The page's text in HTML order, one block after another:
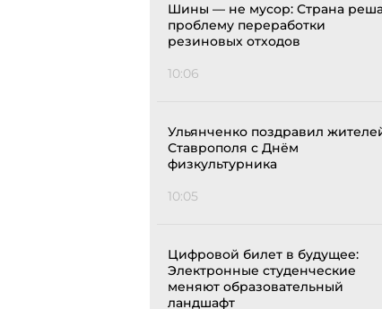
Шины — не мусор: Страна
проблему переработки
резиновых отходов
10:06
Ульянченко поздравил
Ставрополя с Днём
физкультурника
10:05
Цифровой билет в будущее:
Электронные студенческие
меняют образовательный
ландшафт